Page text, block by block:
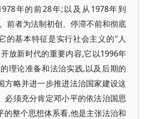
年的前28年;以及从1978年到
前者为法制初创、停滞不前和彻底
的基本特征是实行社会主义的"人
放新时代的重要内容,它以1996年
理论准备和法治实践,以及后期的
方略并进一步推进法治国家建设这
必须充分肯定邓小平的依法治国思
的整个思想体系看,他是主张法治和